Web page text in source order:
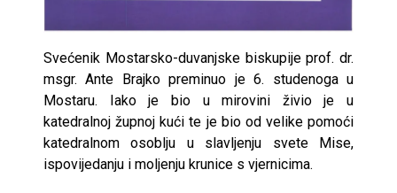
Svećenik Mostarsko-duvanjske biskupije prof. dr.
msgr. Ante Brajko preminuo je 6. studenoga u
Mostaru. Iako je bio u mirovini živio je u
katedralnoj župnoj kući te je bio od velike pomoći
katedralnom osoblju u slavljenju svete Mise,
ispovijedanju i moljenju krunice s vjernicima.